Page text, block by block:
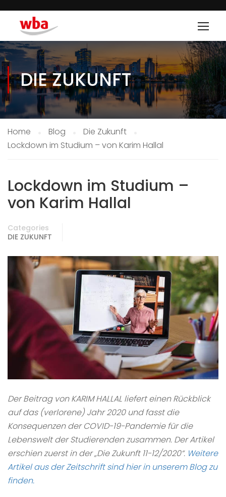
DIE ZUKUNFT
Home Blog
Die Zukunft
Lockdown im Studium – von Karim Hallal
Lockdown im Studium –
von Karim Hallal
Categories
DIE ZUKUNFT
Der Beitrag von KARIM HALLAL liefert einen Rückblick
auf das (verlorene) Jahr 2020 und fasst die
Konsequenzen der COVID-19-Pandemie für die
Lebenswelt der Studierenden zusammen. Der Artikel
erschien zuerst in der „Die Zukunft 11-12/2020“. Weitere
Artikel aus der Zeitschrift sind hier in unserem Blog zu
finden.